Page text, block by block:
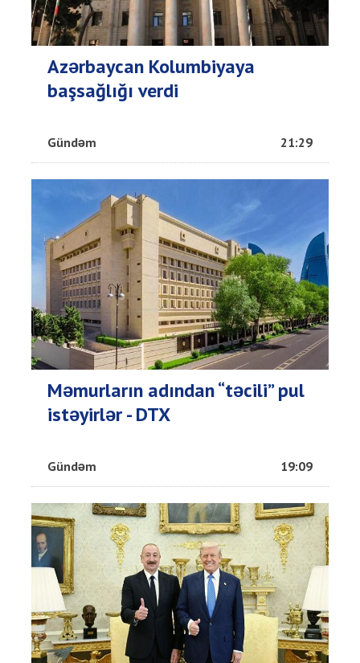
Azərbaycan Kolumbiyaya
başsağlığı verdi
Gündəm 21:29
Məmurların adından “təcili” pul
istəyirlər - DTX
Gündəm 19:09